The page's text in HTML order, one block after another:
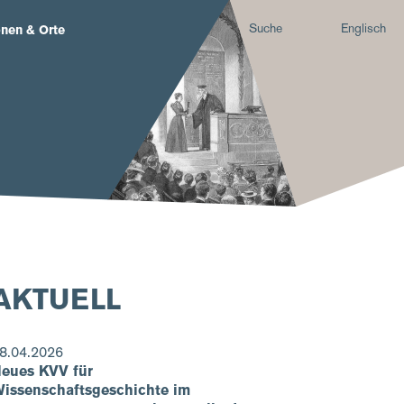
& Orte Suche Englisch
KVV für
im